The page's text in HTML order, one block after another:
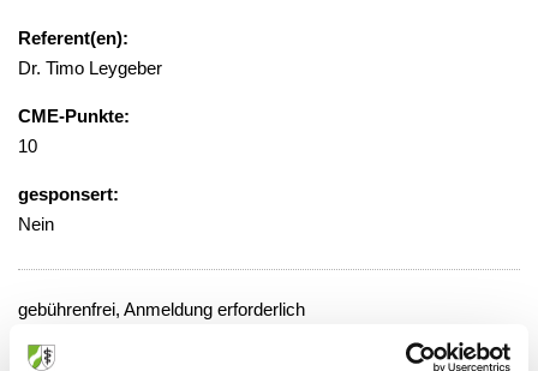
Referent(en):
Dr. Timo Leygeber
CME-Punkte:
10
gesponsert:
Nein
gebührenfrei, Anmeldung erforderlich